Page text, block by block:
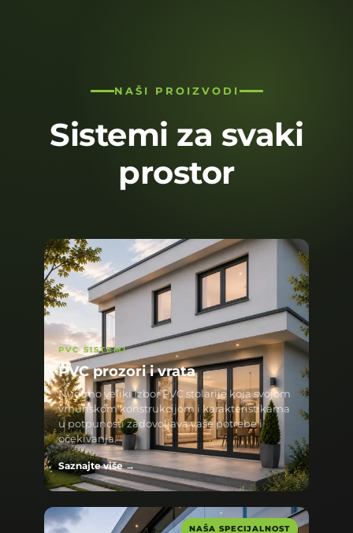
NAŠI PROIZVODI
Sistemi za svaki
prostor
PVC SISTEMI
PVC prozori i vrata
Nudimo veliki izbor PVC stolarije koja svojom
vrhunskom konstrukcijom i karakteristikama
u potpunosti zadovoljava vaše potrebe i
očekivanja.
Saznajte više →
NAŠA SPECIJALNOST